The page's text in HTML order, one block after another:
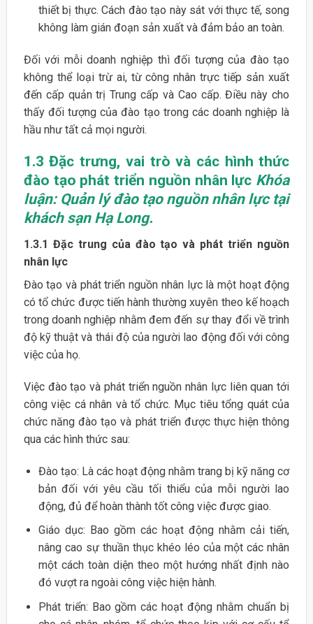
thiết bị thực. Cách đào tạo này sát với thực tế, song
không làm gián đoạn sản xuất và đảm bảo an toàn.
Đối với mỗi doanh nghiệp thì đối tượng của đào tạo
không thể loại trừ ai, từ công nhân trực tiếp sản xuất
đến cấp quản trị Trung cấp và Cao cấp. Điều này cho
thấy đối tượng của đào tạo trong các doanh nghiệp là
hầu như tất cả mọi người.
1.3 Đặc trưng, vai trò và các hình thức
đào tạo phát triển nguồn nhân lực Khóa
luận: Quản lý đào tạo nguồn nhân lực tại
khách sạn Hạ Long.
1.3.1 Đặc trung của đào tạo và phát triển nguồn
nhân lực
Đào tạo và phát triển nguồn nhân lực là một hoạt động
có tổ chức được tiến hành thường xuyên theo kế hoạch
trong doanh nghiệp nhằm đem đến sự thay đổi về trình
độ kỹ thuật và thái độ của người lao động đối với công
việc của họ.
Việc đào tạo và phát triển nguồn nhân lực liên quan tới
công việc cá nhân và tổ chức. Mục tiêu tổng quát của
chức năng đào tạo và phát triển được thực hiện thông
qua các hình thức sau:
Đào tạo: Là các hoạt động nhằm trang bị kỹ năng cơ
bản đối với yêu cầu tối thiểu của mỗi người lao
động, đủ để hoàn thành tốt công việc được giao.
Giáo dục: Bao gồm các hoạt động nhằm cải tiến,
nâng cao sự thuần thục khéo léo của một các nhân
một cách toàn diện theo một hướng nhất định nào
đó vượt ra ngoài công việc hiện hành.
Phát triển: Bao gồm các hoạt động nhằm chuẩn bị